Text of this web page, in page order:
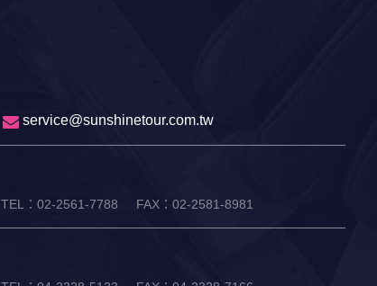
service@sunshinetour.com.tw
TEL：02-2561-7788 FAX：02-2581-8981